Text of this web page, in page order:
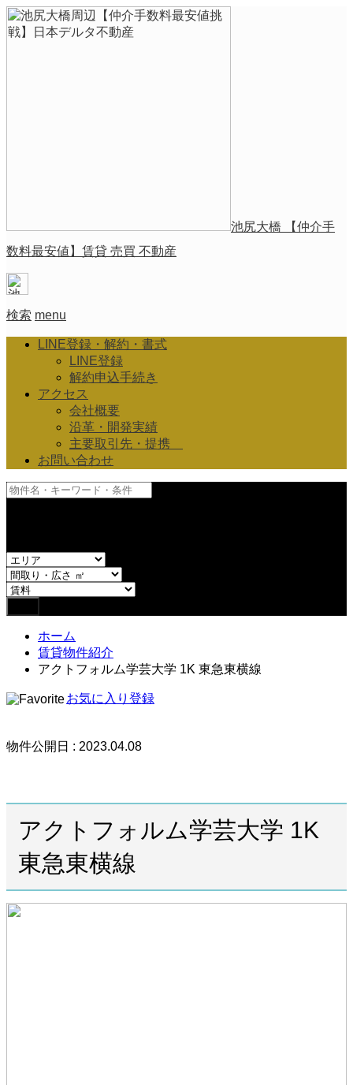
池尻大橋 【仲介手
数料最安値】賃貸 売買 不動産
検索 menu
LINE登録・解約・書式
LINE登録
解約申込手続き
アクセス
会社概要
沿革・開発実績
主要取引先・提携
お問い合わせ
ホーム
賃貸物件紹介
アクトフォルム学芸大学 1K 東急東横線
お気に入り登録
物件公開日 : 2023.04.08
アクトフォルム学芸大学 1K
東急東横線